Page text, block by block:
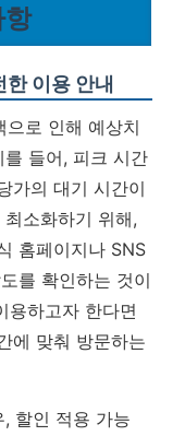
항
한 이용 안내
로 인해 예상치
들어, 피크 시간
가의 대기 시간이
소화하기 위해,
홈페이지나 SNS
를 확인하는 것이
용하고자 한다면
에 맞춰 방문하는
, 할인 적용 가능